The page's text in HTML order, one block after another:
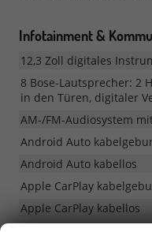
Infotainment &
12,3 Zoll digitales
8 Bose-Lautsprecher: 2
in den Türen, digitaler
AM-/FM-Audiosystem
Android Auto
Android Auto kabellos
Apple CarPlay
Apple CarPlay kabellos